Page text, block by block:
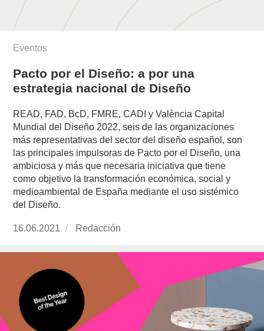
Eventos
Pacto por el Diseño: a por una
estrategia nacional de Diseño
READ, FAD, BcD, FMRE, CADI y València Capital
Mundial del Diseño 2022, seis de las organizaciones
más representativas del sector del diseño español, son
las principales impulsoras de Pacto por el Diseño, una
ambiciosa y más que necesaria iniciativa que tiene
como objetivo la transformación económica, social y
medioambiental de España mediante el uso sistémico
del Diseño.
Publicado
16.06.2021 https://www.experimenta.es/author/redaccion/
Redacción